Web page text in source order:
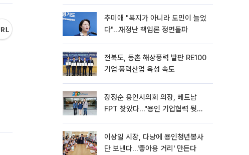
추미애 "복지가 아니라 도민이 늘었
다"…재정난 책임론 정면돌파
전북도, 동촌 해상풍력 발판 RE100
기업·풍력산업 육성 속도
장정순 용인시의회 의장, 베트남
FPT 찾았다…"용인 기업협력 뒷받
이상일 시장, 다낭에 용인청년봉사
단 보낸다…'좋아용 거리' 만든다